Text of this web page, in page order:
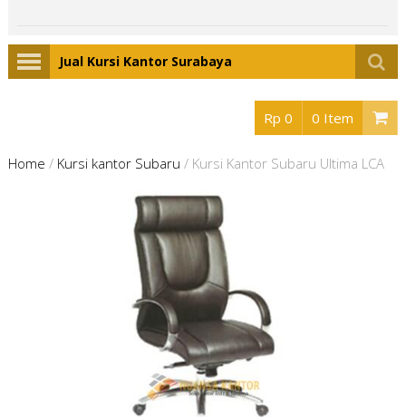
Jual Kursi Kantor Surabaya
Rp 0 0 Item
Home / Kursi kantor Subaru / Kursi Kantor Subaru Ultima LCA